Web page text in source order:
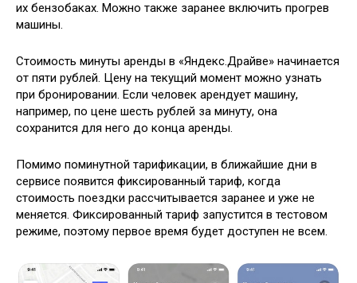
их бензобаках. Можно также заранее включить прогрев
машины.
Стоимость минуты аренды в «Яндекс.Драйве» начинается
от пяти рублей. Цену на текущий момент можно узнать
при бронировании. Если человек арендует машину,
например, по цене шесть рублей за минуту, она
сохранится для него до конца аренды.
Помимо поминутной тарификации, в ближайшие дни в
сервисе появится фиксированный тариф, когда
стоимость поездки рассчитывается заранее и уже не
меняется. Фиксированный тариф запустится в тестовом
режиме, поэтому первое время будет доступен не всем.